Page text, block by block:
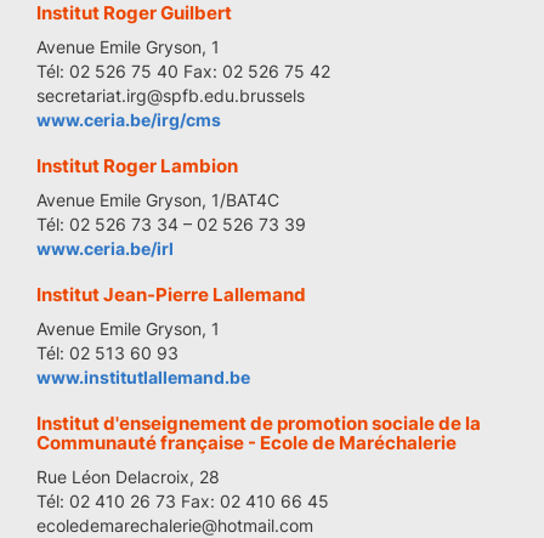
Institut Roger Guilbert
Avenue Emile Gryson, 1
Tél: 02 526 75 40 Fax: 02 526 75 42
secretariat.irg@spfb.edu.brussels
www.ceria.be/irg/cms
Institut Roger Lambion
Avenue Emile Gryson, 1/BAT4C
Tél: 02 526 73 34 – 02 526 73 39
www.ceria.be/irl
Institut Jean-Pierre Lallemand
Avenue Emile Gryson, 1
Tél: 02 513 60 93
www.institutlallemand.be
Institut d'enseignement de promotion sociale de la
Communauté française - Ecole de Maréchalerie
Rue Léon Delacroix, 28
Tél: 02 410 26 73 Fax: 02 410 66 45
ecoledemarechalerie@hotmail.com